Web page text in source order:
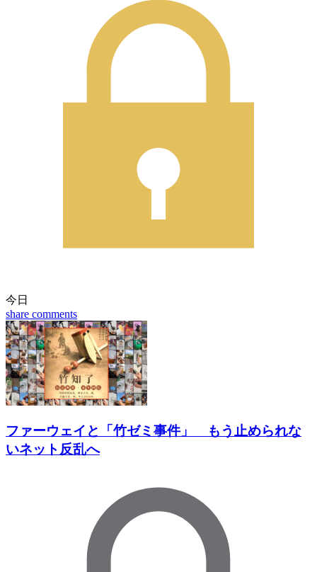
今日
share comments
ファーウェイと「竹ゼミ事件」 もう止められな
いネット反乱へ